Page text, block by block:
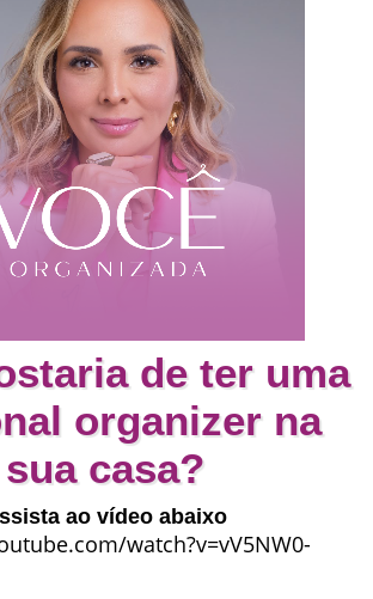
de ter uma
organizer na
sua casa?
ao vídeo abaixo
watch?v=vV5NW0-